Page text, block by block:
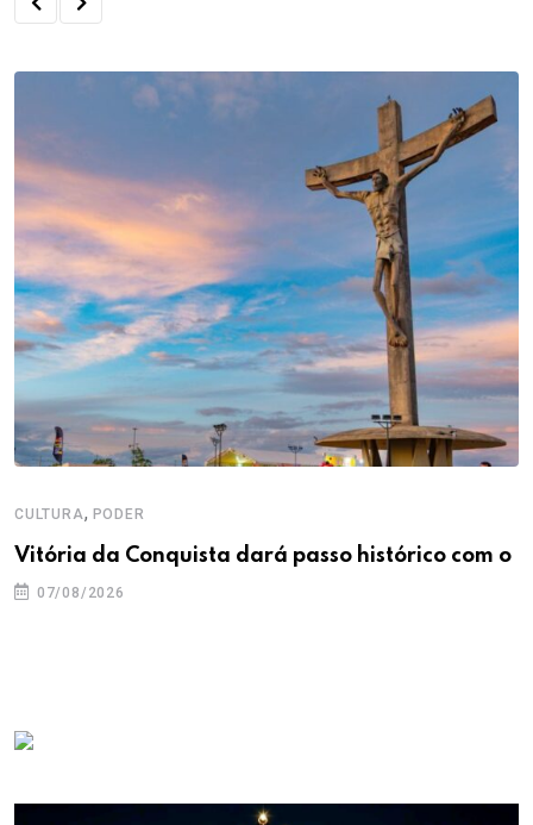
CULTURA, PODER
Vitória da Conquista dará passo histórico com o
07/08/2026